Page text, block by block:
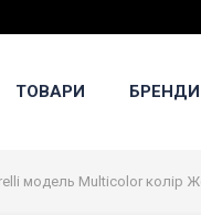
ТОВАРИ БРЕНДИ
модель Multicolor колір